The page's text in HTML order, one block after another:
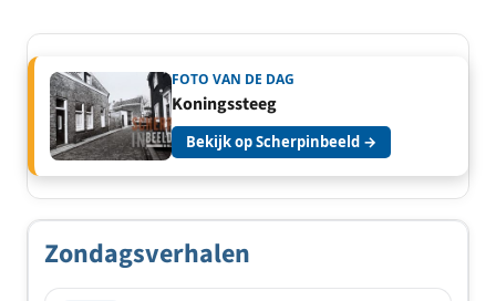
FOTO VAN DE DAG
Koningssteeg
Bekijk op Scherpinbeeld →
Zondagsverhalen